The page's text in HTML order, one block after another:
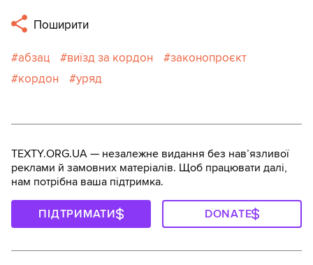
Поширити
абзац виїзд за кордон
законопроєкт
кордон
уряд
TEXTY.ORG.UA — незалежне видання без навʼязливої
реклами й замовних матеріалів. Щоб працювати далі,
нам потрібна ваша підтримка.
ПІДТРИМАТИ DONATE